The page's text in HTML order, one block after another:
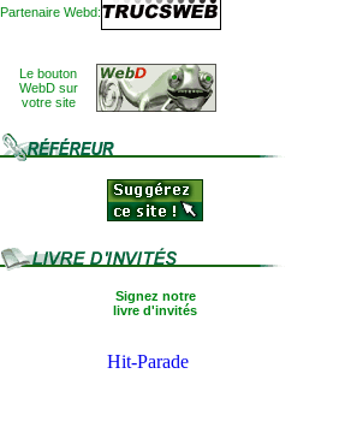
Partenaire Webd:
Le bouton
WebD sur
votre site
Signez notre
livre d'invités